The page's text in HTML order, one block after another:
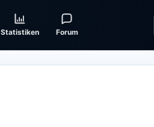
Statistiken Forum